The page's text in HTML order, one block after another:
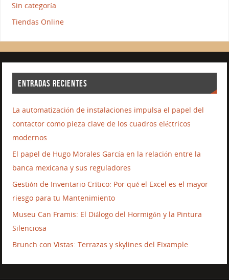
Sin categoría
Tiendas Online
ENTRADAS RECIENTES
La automatización de instalaciones impulsa el papel del
contactor como pieza clave de los cuadros eléctricos
modernos
El papel de Hugo Morales García en la relación entre la
banca mexicana y sus reguladores
Gestión de Inventario Crítico: Por qué el Excel es el mayor
riesgo para tu Mantenimiento
Museu Can Framis: El Diálogo del Hormigón y la Pintura
Silenciosa
Brunch con Vistas: Terrazas y skylines del Eixample